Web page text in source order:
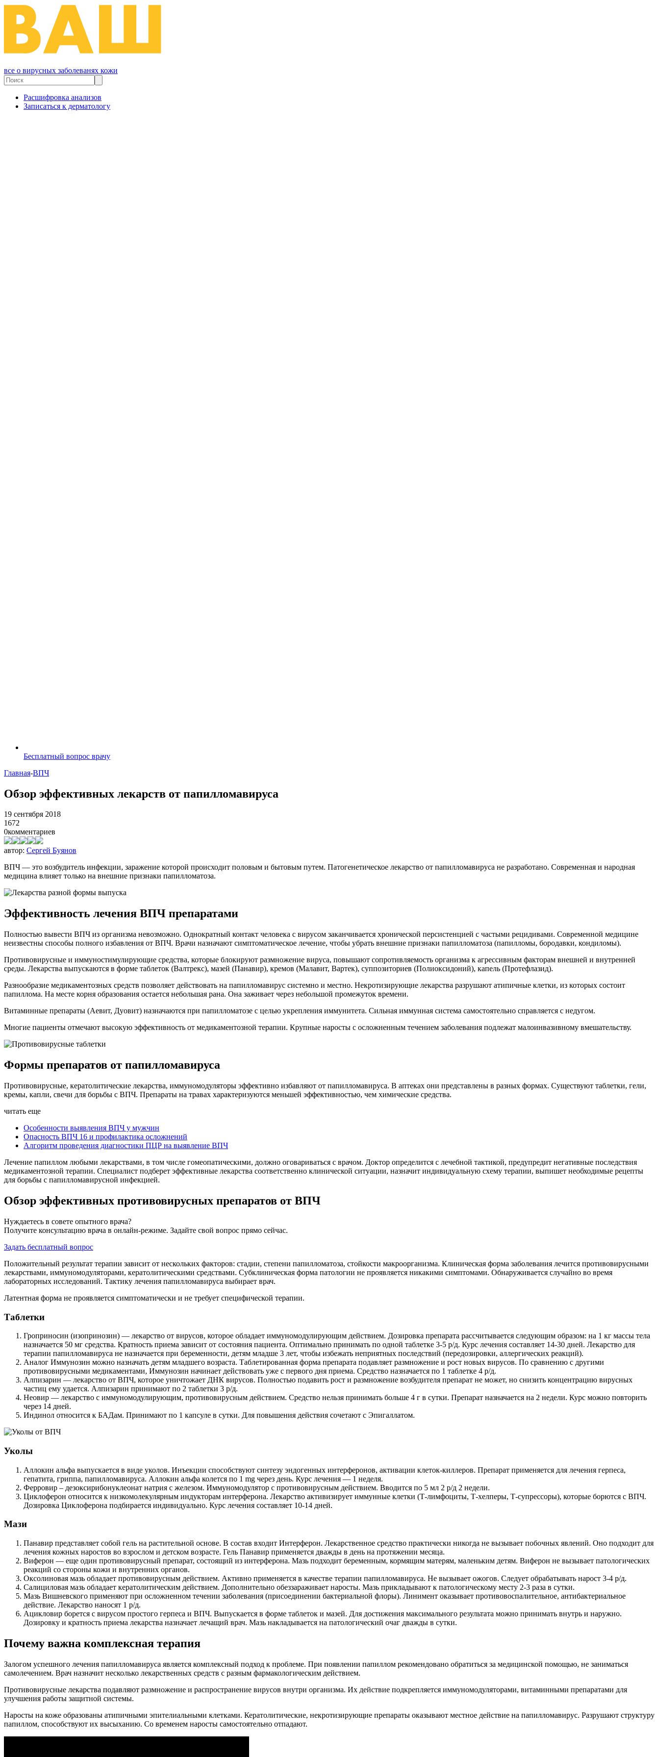
все о вирусных заболеванях кожи
Расшифровка анализов
Записаться к дерматологу
Бесплатный вопрос врачу
Главная-ВПЧ
Обзор эффективных лекарств от папилломавируса
19 сентября 2018
1672
0комментариев
автор: Сергей Буянов
ВПЧ — это возбудитель инфекции, заражение которой происходит половым и бытовым путем. Патогенетическое лекарство от папилломавируса не разработано. Современная и народная
медицина влияет только на внешние признаки папилломатоза.
Эффективность лечения ВПЧ препаратами
Полностью вывести ВПЧ из организма невозможно. Однократный контакт человека с вирусом заканчивается хронической персистенцией с частыми рецидивами. Современной медицине
неизвестны способы полного избавления от ВПЧ. Врачи назначают симптоматическое лечение, чтобы убрать внешние признаки папилломатоза (папилломы, бородавки, кондиломы).
Противовирусные и иммуностимулирующие средства, которые блокируют размножение вируса, повышают сопротивляемость организма к агрессивным факторам внешней и внутренней
среды. Лекарства выпускаются в форме таблеток (Валтрекс), мазей (Панавир), кремов (Малавит, Вартек), суппозиториев (Полиоксидоний), капель (Протефлазид).
Разнообразие медикаментозных средств позволяет действовать на папилломавирус системно и местно. Некротизирующие лекарства разрушают атипичные клетки, из которых состоит
папиллома. На месте корня образования остается небольшая рана. Она заживает через небольшой промежуток времени.
Витаминные препараты (Аевит, Дуовит) назначаются при папилломатозе с целью укрепления иммунитета. Сильная иммунная система самостоятельно справляется с недугом.
Многие пациенты отмечают высокую эффективность от медикаментозной терапии. Крупные наросты с осложненным течением заболевания подлежат малоинвазивному вмешательству.
Формы препаратов от папилломавируса
Противовирусные, кератолитические лекарства, иммуномодуляторы эффективно избавляют от папилломавируса. В аптеках они представлены в разных формах. Существуют таблетки, гели,
кремы, капли, свечи для борьбы с ВПЧ. Препараты на травах характеризуются меньшей эффективностью, чем химические средства.
читать еще
Особенности выявления ВПЧ у мужчин
Опасность ВПЧ 16 и профилактика осложнений
Алгоритм проведения диагностики ПЦР на выявление ВПЧ
Лечение папиллом любыми лекарствами, в том числе гомеопатическими, должно оговариваться с врачом. Доктор определится с лечебной тактикой, предупредит негативные последствия
медикаментозной терапии. Специалист подберет эффективные лекарства соответственно клинической ситуации, назначит индивидуальную схему терапии, выпишет необходимые рецепты
для борьбы с папилломавирусной инфекцией.
Обзор эффективных противовирусных препаратов от ВПЧ
Нуждаетесь в совете опытного врача?
Получите консультацию врача в онлайн-режиме. Задайте свой вопрос прямо сейчас.
Задать бесплатный вопрос
Положительный результат терапии зависит от нескольких факторов: стадии, степени папилломатоза, стойкости макроорганизма. Клиническая форма заболевания лечится противовирусными
лекарствами, иммуномодуляторами, кератолитическими средствами. Субклиническая форма патологии не проявляется никакими симптомами. Обнаруживается случайно во время
лабораторных исследований. Тактику лечения папилломавируса выбирает врач.
Латентная форма не проявляется симптоматически и не требует специфической терапии.
Таблетки
Гроприносин (изопринозин) — лекарство от вирусов, которое обладает иммуномодулирующим действием. Дозировка препарата рассчитывается следующим образом: на 1 кг массы тела
назначается 50 мг средства. Кратность приема зависит от состояния пациента. Оптимально принимать по одной таблетке 3-5 р/д. Курс лечения составляет 14-30 дней. Лекарство для
терапии папилломавируса не назначается при беременности, детям младше 3 лет, чтобы избежать неприятных последствий (передозировки, аллергических реакций).
Аналог Иммунозин можно назначать детям младшего возраста. Таблетированная форма препарата подавляет размножение и рост новых вирусов. По сравнению с другими
противовирусными медикаментами, Иммунозин начинает действовать уже с первого дня приема. Средство назначается по 1 таблетке 4 р/д.
Алпизарин — лекарство от ВПЧ, которое уничтожает ДНК вирусов. Полностью подавить рост и размножение возбудителя препарат не может, но снизить концентрацию вирусных
частиц ему удается. Алпизарин принимают по 2 таблетки 3 р/д.
Неовир — лекарство с иммуномодулирующим, противовирусным действием. Средство нельзя принимать больше 4 г в сутки. Препарат назначается на 2 недели. Курс можно повторить
через 14 дней.
Индинол относится к БАДам. Принимают по 1 капсуле в сутки. Для повышения действия сочетают с Эпигаллатом.
Уколы
Аллокин альфа выпускается в виде уколов. Инъекции способствуют синтезу эндогенных интерферонов, активации клеток-киллеров. Препарат применяется для лечения герпеса,
гепатита, гриппа, папилломавируса. Аллокин альфа колется по 1 mg через день. Курс лечения — 1 неделя.
Ферровир – дезоксирибонуклеонат натрия с железом. Иммуномодулятор с противовирусным действием. Вводится по 5 мл 2 р/д 2 недели.
Циклоферон относится к низкомолекулярным индукторам интерферона. Лекарство активизирует иммунные клетки (Т-лимфоциты, Т-хелперы, Т-супрессоры), которые борются с ВПЧ.
Дозировка Циклоферона подбирается индивидуально. Курс лечения составляет 10-14 дней.
Мази
Панавир представляет собой гель на растительной основе. В состав входит Интерферон. Лекарственное средство практически никогда не вызывает побочных явлений. Оно подходит для
лечения кожных наростов во взрослом и детском возрасте. Гель Панавир применяется дважды в день на протяжении месяца.
Виферон — еще один противовирусный препарат, состоящий из интерферона. Мазь подходит беременным, кормящим матерям, маленьким детям. Виферон не вызывает патологических
реакций со стороны кожи и внутренних органов.
Оксолиновая мазь обладает противовирусным действием. Активно применяется в качестве терапии папилломавируса. Не вызывает ожогов. Следует обрабатывать нарост 3-4 р/д.
Салициловая мазь обладает кератолитическим действием. Дополнительно обеззараживает наросты. Мазь прикладывают к патологическому месту 2-3 раза в сутки.
Мазь Вишневского применяют при осложненном течении заболевания (присоединении бактериальной флоры). Линимент оказывает противовоспалительное, антибактериальное
действие. Лекарство наносят 1 р/д.
Ацикловир борется с вирусом простого герпеса и ВПЧ. Выпускается в форме таблеток и мазей. Для достижения максимального результата можно принимать внутрь и наружно.
Дозировку и кратность приема лекарства назначает лечащий врач. Мазь накладывается на патологический очаг дважды в сутки.
Почему важна комплексная терапия
Залогом успешного лечения папилломавируса является комплексный подход к проблеме. При появлении папиллом рекомендовано обратиться за медицинской помощью, не заниматься
самолечением. Врач назначит несколько лекарственных средств с разным фармакологическим действием.
Противовирусные лекарства подавляют размножение и распространение вирусов внутри организма. Их действие подкрепляется иммуномодуляторами, витаминными препаратами для
улучшения работы защитной системы.
Наросты на коже образованы атипичными эпителиальными клетками. Кератолитические, некротизирующие препараты оказывают местное действие на папилломавирус. Разрушают структуру
папиллом, способствуют их высыханию. Со временем наросты самостоятельно отпадают.